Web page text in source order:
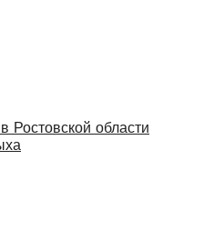
области